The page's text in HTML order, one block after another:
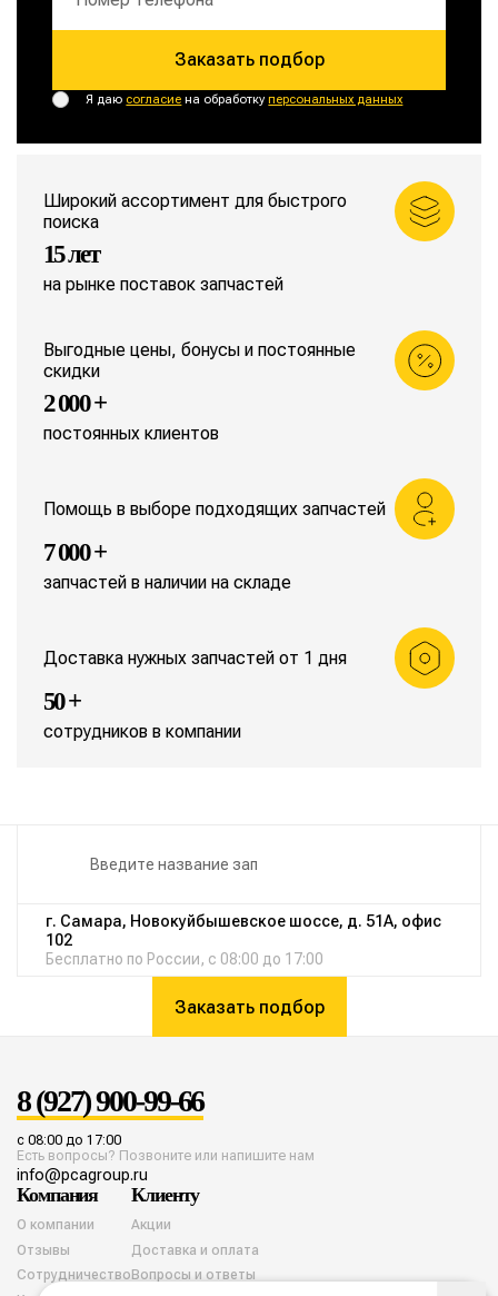
Заказать подбор
Я даю согласие на обработкуперсональных данных
Широкий ассортимент для быстрого
поиска
15 лет
на рынке поставок запчастей
Выгодные цены, бонусы и постоянные
скидки
2 000 +
постоянных клиентов
Помощь в выборе подходящих запчастей
7 000 +
запчастей в наличии на складе
Доставка нужных запчастей от 1 дня
50 +
сотрудников в компании
г. Самара, Новокуйбышевское шоссе, д. 51А, офис
102
Бесплатно по России, с 08:00 до 17:00
Заказать подбор
8 (927) 900-99-66
с 08:00 до 17:00
Есть вопросы? Позвоните или напишите нам
info@pcagroup.ru
Компания
О компании
Отзывы
Сотрудничество
Клиенту
Акции
Доставка и оплата
Вопросы и ответы